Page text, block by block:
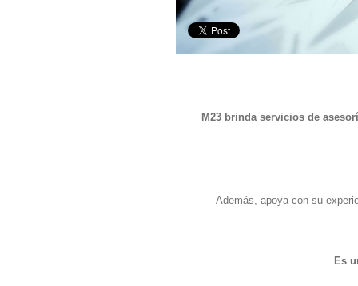
M23 brinda servicios de
Además, apoya con su
Es